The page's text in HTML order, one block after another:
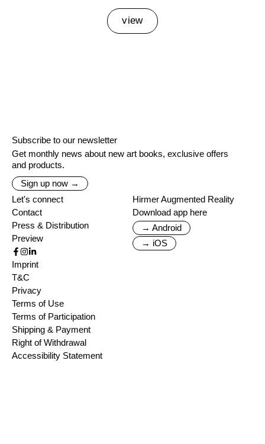
view
Subscribe to our newsletter
Get monthly news about new art books, exclusive offers
and products.
Sign up now →
Let's connect
Contact
Press & Distribution
Preview
Hirmer Augmented Reality
Download app here
→ Android
→ iOS
Imprint
T&C
Privacy
Terms of Use
Terms of Participation
Shipping & Payment
Right of Withdrawal
Accessibility Statement